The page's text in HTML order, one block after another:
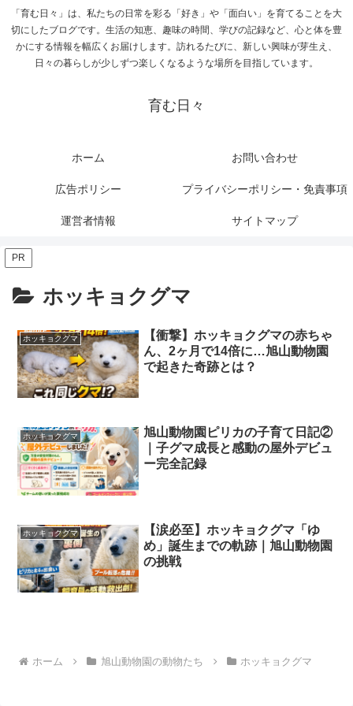
「育む日々」は、私たちの日常を彩る「好き」や「面白い」を育てることを大
切にしたブログです。生活の知恵、趣味の時間、学びの記録など、心と体を豊
かにする情報を幅広くお届けします。訪れるたびに、新しい興味が芽生え、
日々の暮らしが少しずつ楽しくなるような場所を目指しています。
育む日々
ホーム お問い合わせ
広告ポリシー プライバシーポリシー・免責事項
運営者情報 サイトマップ
PR
ホッキョクグマ
ホッキョクグマ
【衝撃】ホッキョクグマの赤ちゃ
ん、2ヶ月で14倍に…旭山動物園
で起きた奇跡とは？
ホッキョクグマ
旭山動物園ピリカの子育て日記②
｜子グマ成長と感動の屋外デビュ
ー完全記録
ホッキョクグマ
【涙必至】ホッキョクグマ「ゆ
め」誕生までの軌跡｜旭山動物園
の挑戦
ホーム 旭山動物園の動物たち ホッキョクグマ